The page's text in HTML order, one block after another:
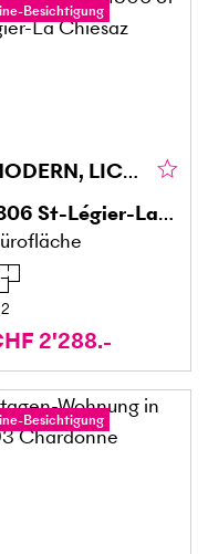
Besichtigung
MODERN, LICHTDURCHFLUTET UND IDEAL GELEGEN
St-Légier-La Chiésaz
2
2'288.-
Besichtigung